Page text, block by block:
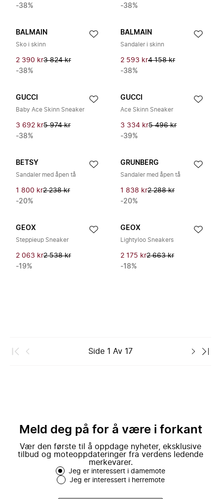
-38%
-38%
BALMAIN
Sko i skinn
2 390 kr3 824 kr
-38%
BALMAIN
Sandaler i skinn
2 593 kr4 158 kr
-38%
GUCCI
Baby Ace Skinn Sneaker
3 692 kr5 974 kr
-38%
GUCCI
Ace Skinn Sneaker
3 334 kr5 496 kr
-39%
BETSY
Sandaler med åpen tå
1 800 kr2 238 kr
-20%
GRUNBERG
Sandaler med åpen tå
1 838 kr2 288 kr
-20%
GEOX
Steppieup Sneaker
2 063 kr2 538 kr
-19%
GEOX
Lightyloo Sneakers
2 175 kr2 663 kr
-18%
Side 1 Av 17
Meld deg på for å være i forkant
Vær den første til å oppdage nyheter, eksklusive
tilbud og moteoppdateringer fra verdens ledende
merkevarer.
Jeg er interessert i damemote
Jeg er interessert i herremote